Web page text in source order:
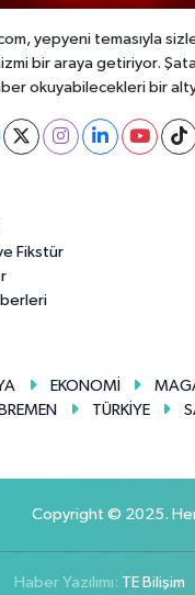
yepyeni temasıyla
bir araya getiriyor.
okuyabilecekleri bir
Fikstür
EKONOMİ
TÜRKİYE
Copyright © 2025. Her
Haber Yazılımı: TE Bilişim